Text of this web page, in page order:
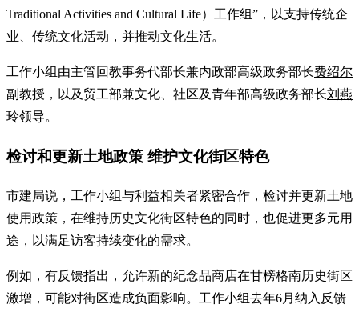
Traditional Activities and Cultural Life）工作组”，以支持传统企
业、传统文化活动，并推动文化生活。
工作小组由主管回教事务代部长兼内政部高级政务部长费绍尔
副教授，以及贸工部兼文化、社区及青年部高级政务部长刘燕
玲领导。
检讨和更新土地政策 维护文化街区特色
市建局说，工作小组与利益相关者紧密合作，检讨并更新土地
使用政策，在维持历史文化街区特色的同时，也促进更多元用
途，以满足访客持续变化的需求。
例如，有反馈指出，允许新的纪念品商店在甘榜格南历史街区
激增，可能对街区造成负面影响。工作小组去年6月纳入反馈